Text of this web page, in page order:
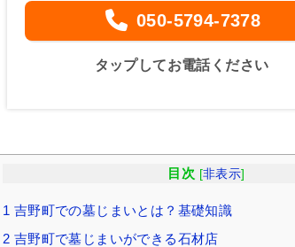
050-5794-7378
タップしてお電話ください
目次 [非表示]
1 吉野町での墓じまいとは？基礎知識
2 吉野町で墓じまいができる石材店